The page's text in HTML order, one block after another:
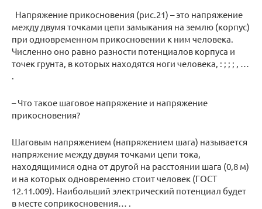
Напряжение прикосновения (рис.21) – это напряжение
между двумя точками цепи замыкания на землю (корпус)
при одновременном прикосновении к ним человека.
Численно оно равно разности потенциалов корпуса и
точек грунта, в которых находятся ноги человека, : ; ; ; , …
– Что такое шаговое напряжение и напряжение
прикосновения?
Шаговым напряжением (напряжением шага) называется
напря­жение между двумя точками цепи тока,
находящимися одна от дру­гой на расстоянии шага (0,8 м)
и на которых одновременно стоит человек (ГОСТ
12.11.009). Наибольший электрический потенциал будет
в месте соприкосно­вения… .